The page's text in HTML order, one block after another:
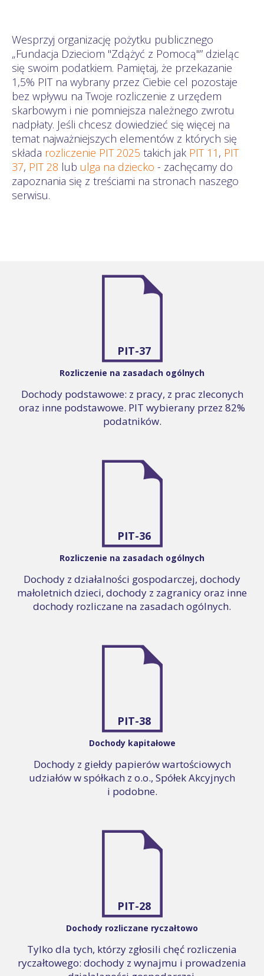
Wesprzyj organizację pożytku publicznego
„Fundacja Dzieciom "Zdążyć z Pomocą"” dzieląc
się swoim podatkiem. Pamiętaj, że przekazanie
1,5% PIT na wybrany przez Ciebie cel pozostaje
bez wpływu na Twoje rozliczenie z urzędem
skarbowym i nie pomniejsza należnego zwrotu
nadpłaty. Jeśli chcesz dowiedzieć się więcej na
temat najważniejszych elementów z których się
składa rozliczenie PIT 2025 takich jak PIT 11 , PIT
37, PIT 28 lub ulga na dziecko - zachęcamy do
zapoznania się z treściami na stronach naszego
serwisu.
PIT-37
Rozliczenie na zasadach ogólnych
Dochody podstawowe: z pracy, z prac zleconych
oraz inne podstawowe. PIT wybierany przez 82%
podatników.
PIT-36
Rozliczenie na zasadach ogólnych
Dochody z działalności gospodarczej, dochody
małoletnich dzieci, dochody z zagranicy oraz inne
dochody rozliczane na zasadach ogólnych.
PIT-38
Dochody kapitałowe
Dochody z giełdy papierów wartościowych
udziałów w spółkach z o.o., Spółek Akcyjnych
i podobne.
PIT-28
Dochody rozliczane ryczałtowo
Tylko dla tych, którzy zgłosili chęć rozliczenia
ryczałtowego: dochody z wynajmu i prowadzenia